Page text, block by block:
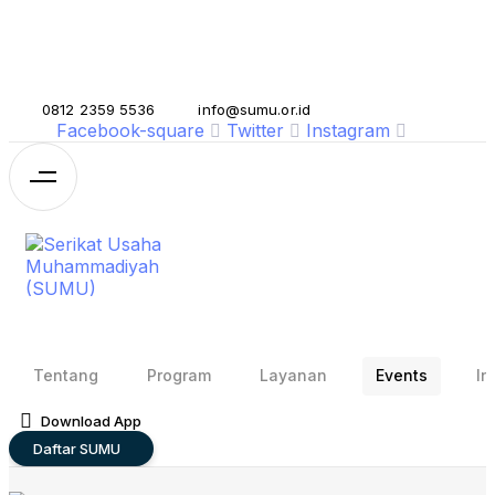
0812 2359 5536 info@sumu.or.id
Facebook-square Twitter Instagram
Tentang Program Layanan Events
Download App
Daftar SUMU